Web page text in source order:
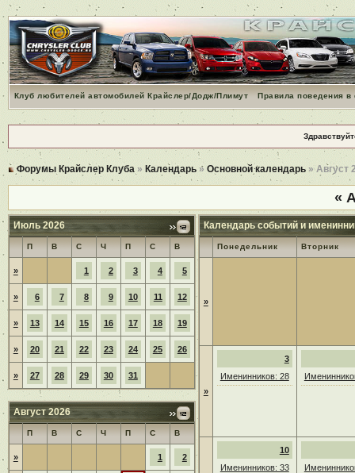
Клуб любителей автомобилей Крайслер/Додж/Плимут Правила поведения
Форумы Крайслер Клуба » Календарь» Основной календарь» Август
«
Июль 2026
П В С Ч П С В
» 1 2 3 4 5
» 6 7 8 9 10 11 12
» 13 14 15 16 17 18 19
» 20 21 22 23 24 25 26
» 27 28 29 30 31
Август 2026
П В С Ч П С В
» 1 2
Календарь событий и
Понедельник Вторник
»
»
3
Именинников: 28
10
Именинников: 33